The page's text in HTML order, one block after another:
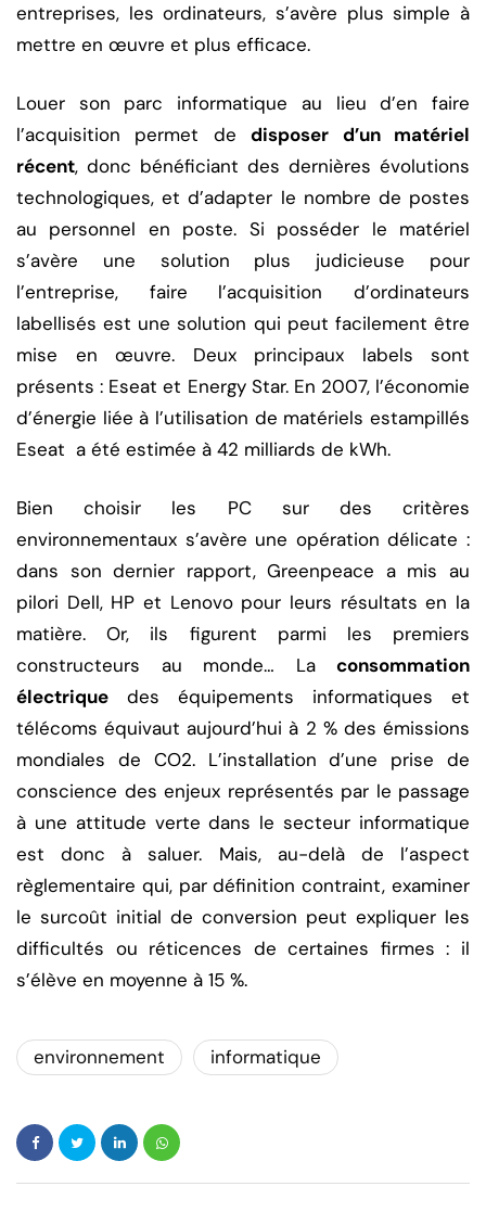
entreprises, les ordinateurs, s’avère plus simple à
mettre en œuvre et plus efficace.
Louer son parc informatique au lieu d’en faire
l’acquisition permet dedisposer d’un matériel
récent, donc bénéficiant des dernières évolutions
technologiques, et d’adapter le nombre de postes
au personnel en poste. Si posséder le matériel
s’avère une solution plus judicieuse pour
l’entreprise, faire l’acquisition d’ordinateurs
labellisés est une solution qui peut facilement être
mise en œuvre. Deux principaux labels sont
présents : Eseat et Energy Star. En 2007, l’économie
d’énergie liée à l’utilisation de matériels estampillés
Eseat a été estimée à 42 milliards de kWh.
Bien choisir les PC sur des critères
environnementaux s’avère une opération délicate :
dans son dernier rapport, Greenpeace a mis au
pilori Dell, HP et Lenovo pour leurs résultats en la
matière. Or, ils figurent parmi les premiers
constructeurs au monde… La consommation
électrique des équipements informatiques et
télécoms équivaut aujourd’hui à 2 % des émissions
mondiales de CO2. L’installation d’une prise de
conscience des enjeux représentés par le passage
à une attitude verte dans le secteur informatique
est donc à saluer. Mais, au-delà de l’aspect
règlementaire qui, par définition contraint, examiner
le surcoût initial de conversion peut expliquer les
difficultés ou réticences de certaines firmes : il
s’élève en moyenne à 15 %.
environnement informatique